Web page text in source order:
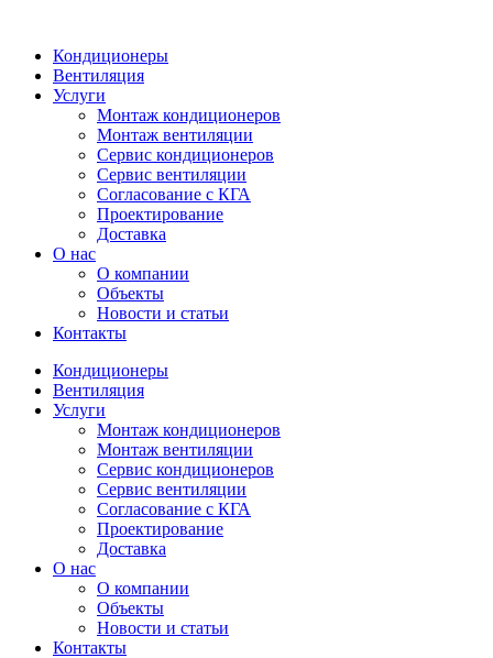
Кондиционеры
Вентиляция
Услуги
Монтаж кондиционеров
Монтаж вентиляции
Сервис кондиционеров
Сервис вентиляции
Согласование с КГА
Проектирование
Доставка
О нас
О компании
Объекты
Новости и статьи
Контакты
Кондиционеры
Вентиляция
Услуги
Монтаж кондиционеров
Монтаж вентиляции
Сервис кондиционеров
Сервис вентиляции
Согласование с КГА
Проектирование
Доставка
О нас
О компании
Объекты
Новости и статьи
Контакты